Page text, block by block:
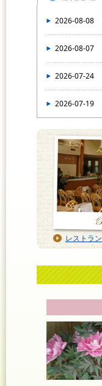
2026-08-08
2026-08-07
2026-07-24
2026-07-19
レストラン